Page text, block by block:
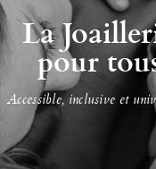
La
pour
Accessible, inclusive et